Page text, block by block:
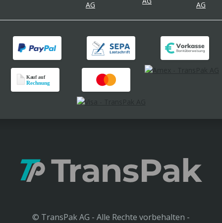
© TransPak AG - Alle Rechte vorbehalten -